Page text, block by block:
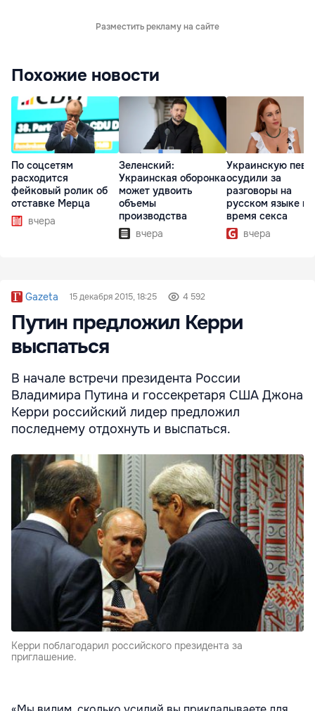
Разместить рекламу на сайте
Похожие новости
По соцсетям
расходится
фейковый ролик об
отставке Мерца
вчера
Зеленский:
Украинская оборонка
может удвоить
объемы
производства
вчера
Украинскую
осудили за
разговоры на
русском языке во
время секса
вчера
Gazeta 15 декабря 2015, 18:25 4 592
Путин предложил Керри
выспаться
В начале встречи президента России
Владимира Путина и госсекретаря США Джона
Керри российский лидер предложил
последнему отдохнуть и выспаться.
Керри поблагодарил российского президента за
приглашение.